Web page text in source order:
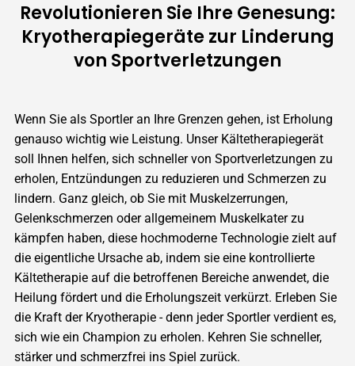
Revolutionieren Sie Ihre Genesung:
Kryotherapiegeräte zur Linderung
von Sportverletzungen
Wenn Sie als Sportler an Ihre Grenzen gehen, ist Erholung
genauso wichtig wie Leistung. Unser Kältetherapiegerät
soll Ihnen helfen, sich schneller von Sportverletzungen zu
erholen, Entzündungen zu reduzieren und Schmerzen zu
lindern. Ganz gleich, ob Sie mit Muskelzerrungen,
Gelenkschmerzen oder allgemeinem Muskelkater zu
kämpfen haben, diese hochmoderne Technologie zielt auf
die eigentliche Ursache ab, indem sie eine kontrollierte
Kältetherapie auf die betroffenen Bereiche anwendet, die
Heilung fördert und die Erholungszeit verkürzt. Erleben Sie
die Kraft der Kryotherapie - denn jeder Sportler verdient es,
sich wie ein Champion zu erholen. Kehren Sie schneller,
stärker und schmerzfrei ins Spiel zurück.